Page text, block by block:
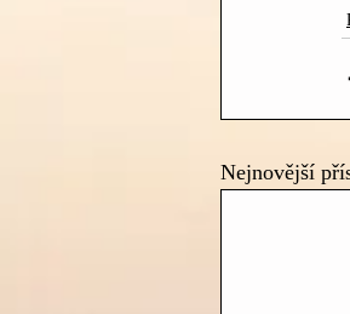
Nejnovější